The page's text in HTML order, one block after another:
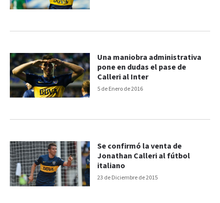
5 de Enero de 2016
Una maniobra administrativa
pone en dudas el pase de
Calleri al Inter
23 de Diciembre de 2015
Se confirmó la venta de
Jonathan Calleri al fútbol
italiano